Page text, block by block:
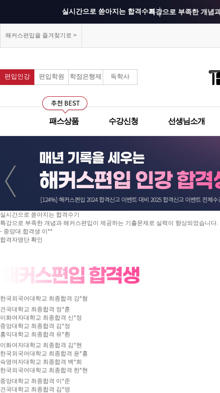
실시간으로 쏟아지는 합격수기특강으로 부족한 개념
커리큘럼이 보기 쉽
선생님과의 카톡 질의
모의고사 해설강의의
무제한으로 원하는 인
해커스편입의 커리큘
건국대학교 최종합격 이*준
한양대학교 최종합격
중앙대학교 최종합격 이*영
한국외국어대학교 최종
건국대학교 최종합격 정*훈
이화여자대학교 최종합
이화여자대학교 최종합격 김*현
한국외국어대학교 최종
서울시립대학교 최종합격 한*현
홍익대학교 최종합격 김*영
경희대학교 최종합격
중앙대학교 최종합격 한*현
한국외국어대학교 최종
연세대학교 최종합격 김*진
성균관대학교 최종합격 정*림
중앙대학교 최종합격 이*영
건국대학교 최종합격 정*훈
이화여자대학교 최종합격 김*현
중앙대학교 최종합격 이*준
서울시립대학교 최종합격 한*현
홍익대학교 최종합격 김*영
중앙대학교 최종합격 김*현
한국외국어대학교 최종합격 김*진
해커스편입을 즐겨찾기로 >
편입인강 편입학원 학점은행제 독학사
패스상품 수강신청 선생님소개
실시간으로 쏟아지는 합격수기
방대한 자료와 데이터는 어느 곳에서도 얻을 수 없는 해커스만의 장점입니다. - 중앙대
중간에 정리된 자료를 업로드해주셔서 너무 좋았습니다. - 성균관대 합격생 김**
특강으로 부족한 개념과 해커스편입이 제공하는 기출문제로 실력이 향상되었습니다.
- 중앙대 합격생 이**
상위권 학교의 출제 스타일에 따른 모의고사를 미리 체험해볼 수 있어 좋았습니다. -
커리큘럼이 보기 쉽게 되어있어 처음부터 차근차근 공부할 수 있었습니다. - 건국대 합
선생님께 질문하기 게시판을 통해 이해가 안 됐던 부분도 해결할 수 있었습니다. - 단
국대 합격생 염**
군대에서도 온라인으로 모의고사를 응시할 수 있었던 부분이 도움이 되었습니다. - 국
민대 합격생 윤**
모의고사 해설강의의 퀄리티가 뛰어나기 때문에, 꼭 응시하라고 권하고 싶습니다. - 동
무제한으로 원하는 인강을 골라서 들을 수 있어 너무 좋았습니다. - 동국대 합격생 박
**
해커스편입의 커리큘럼대로 진행했더니 개념부터 실전까지 대비할 수 있었습니다. -
홍익대 합격생 김**
해커스편입이 무료로 제공하는 강의도 공부에 도움이 되었습니다. - 한국외대 합격생
한**
합격자명단 확인
경희대학교 최종합격 이*렬
이화여자대학교 최종합격 강*민
경희대학교 최종합격 김*영
건국대학교 최종합격 이*준
한양대학교 최종합격 김*현
건국대학교 최종합격 김*국
성균관대학교 최종합격 정*림
건국대학교 최종합격 박*선
성균관대학교 최종합격 김*현
건국대학교 최종합격 김*정
건국대학교 최종합격 한*현
한국외국어대학교 최종합격 강*형
이화여자대학교 최종합격 신*정
중앙대학교 최종합격 김*정
홍익대학교 최종합격 유*환
이화여자대학교 최종합격 김*현
한국외국어대학교 최종합격 윤*홍
숙명여자대학교 최종합격 백*희
한국외국어대학교 최종합격 한*현
중앙대학교 최종합격 이*준
건국대학교 최종합격 김*영
서울시립대학교 최종합격 정*원
한국외국어대학교 최종합격 송*희